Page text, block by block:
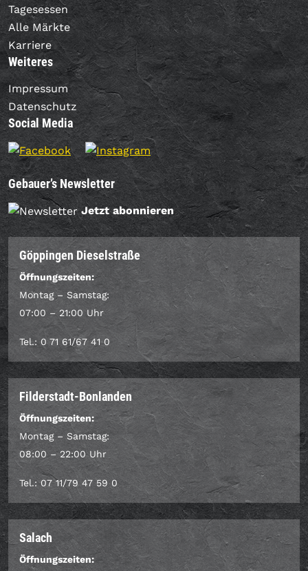
Tagesessen
Alle Märkte
Karriere
Weiteres
Impressum
Datenschutz
Social Media
Gebauer’s Newsletter
Jetzt abonnieren
Göppingen Dieselstraße
Öffnungszeiten:
Montag – Samstag:
07:00 – 21:00 Uhr
Tel.: 0 71 61/67 41 0
Filderstadt-Bonlanden
Öffnungszeiten:
Montag – Samstag:
08:00 – 22:00 Uhr
Tel.: 07 11/79 47 59 0
Salach
Öffnungszeiten: